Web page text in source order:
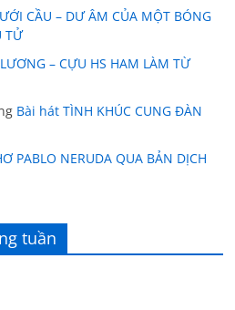
CẦU – DƯ ÂM CỦA MỘT BÓNG
TỬ
– CỰU HS HAM LÀM TỪ
Bài hát TÌNH KHÚC CUNG ĐÀN
PABLO NERUDA QUA BẢN DỊCH
tuần